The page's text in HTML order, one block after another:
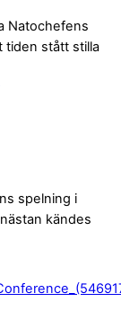
Natochefens
tiden stått stilla
spelning i
kändes